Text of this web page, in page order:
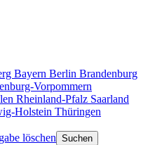
Bayern Berlin Brandenburg
Vorpommern
Rheinland-Pfalz Saarland
Holstein Thüringen
löschen